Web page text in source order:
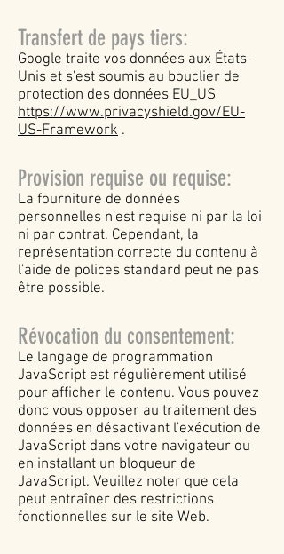
Transfert de pays tiers:
Google traite vos données aux États-
Unis et s'est soumis au bouclier de
protection des données EU_US
https://www.privacyshield.gov/EU-
US-Framework .
Provision requise ou requise:
La fourniture de données
personnelles n'est requise ni par la loi
ni par contrat. Cependant, la
représentation correcte du contenu à
l'aide de polices standard peut ne pas
être possible.
Révocation du consentement:
Le langage de programmation
JavaScript est régulièrement utilisé
pour afficher le contenu. Vous pouvez
donc vous opposer au traitement des
données en désactivant l'exécution de
JavaScript dans votre navigateur ou
en installant un bloqueur de
JavaScript. Veuillez noter que cela
peut entraîner des restrictions
fonctionnelles sur le site Web.